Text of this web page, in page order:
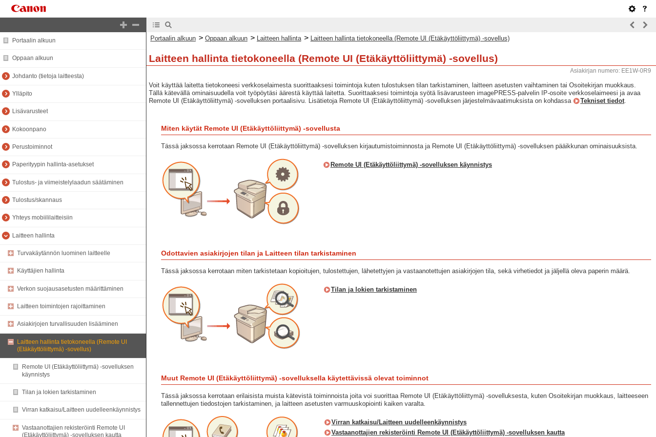
Portaalin alkuun
Oppaan alkuun
Johdanto (tietoja laitteesta)
Ylläpito
Lisävarusteet
Kokoonpano
Perustoiminnot
Paperityypin hallinta-asetukset
Tulostus- ja viimeistelylaadun säätäminen
Tulostus/skannaus
Yhteys mobiililaitteisiin
Laitteen hallinta
Turvakäytännön luominen laitteelle
Käyttäjien hallinta
Verkon suojausasetusten määrittäminen
Laitteen toimintojen rajoittaminen
Asiakirjojen turvallisuuden lisääminen
Laitteen hallinta tietokoneella (Remote UI
(Etäkäyttöliittymä) -sovellus)
Remote UI (Etäkäyttöliittymä) -sovelluksen
käynnistys
Tilan ja lokien tarkistaminen
Virran katkaisu/Laitteen uudelleenkäynnistys
Vastaanottajien rekisteröinti Remote UI
(Etäkäyttöliittymä) -sovelluksen kautta
Portaalin alkuun > Oppaan alkuun > Laitteen hallinta > Laitteen hallinta tietokoneella (Remote UI (Etäkäyttöliittymä) -sovellus)
Laitteen hallinta tietokoneella (Remote UI (Etäkäyttöliittymä) -sovellus)
Asiakirjan numero: EE1W-0R9
Voit käyttää laitetta tietokoneesi verkkoselaimesta suorittaaksesi toimintoja kuten tulostuksen tilan tarkistaminen, laitteen asetusten vaihtaminen tai Osoitekirjan muokkaus.
Tällä kätevällä ominaisuudella voit työpöytäsi äärestä käyttää laitetta. Suorittaaksesi toimintoja syötä lisävarusteen imagePRESS-palvelin IP-osoite verkkoselaimeesi ja avaa
Remote UI (Etäkäyttöliittymä) -sovelluksen portaalisivu. Lisätietoja Remote UI (Etäkäyttöliittymä) -sovelluksen järjestelmävaatimuksista on kohdassa
Tekniset tiedot.
Miten käytät Remote UI (Etäkäyttöliittymä) -sovellusta
Tässä jaksossa kerrotaan Remote UI (Etäkäyttöliittymä) -sovelluksen kirjautumistoiminnosta ja Remote UI (Etäkäyttöliittymä) -sovelluksen pääikkunan ominaisuuksista.
Remote UI (Etäkäyttöliittymä) -sovelluksen käynnistys
Odottavien asiakirjojen tilan ja Laitteen tilan tarkistaminen
Tässä jaksossa kerrotaan miten tarkistetaan kopioitujen, tulostettujen, lähetettyjen ja vastaanotettujen asiakirjojen tila, sekä virhetiedot ja jäljellä oleva paperin määrä.
Tilan ja lokien tarkistaminen
Muut Remote UI (Etäkäyttöliittymä) -sovelluksella käytettävissä olevat toiminnot
Tässä jaksossa kerrotaan erilaisista muista kätevistä toiminnoista joita voi suorittaa Remote UI (Etäkäyttöliittymä) -sovelluksesta, kuten Osoitekirjan muokkaus, laitteeseen
tallennettujen tiedostojen tarkistaminen, ja laitteen asetusten varmuuskopiointi kaiken varalta.
Virran katkaisu/Laitteen uudelleenkäynnistys
Vastaanottajien rekisteröinti Remote UI (Etäkäyttöliittymä) -sovelluksen kautta